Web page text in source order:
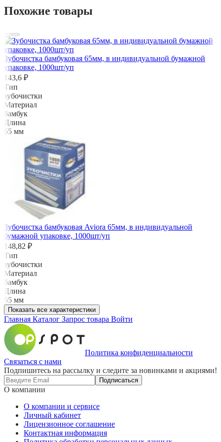
Похожие товары
Зубочистка бамбуковая 65мм, в индивидуальной бумажной
упаковке, 1000шт/уп
143,6 ₽
Тип
зубочистки
Материал
бамбук
Длина
65 мм
Зубочистка бамбуковая Aviora 65мм, в индивидуальной
бумажной упаковке, 1000шт/уп
148,82 ₽
Тип
зубочистки
Материал
бамбук
Длина
65 мм
Показать все характеристики
Главная Каталог Запрос товара Войти
Политика конфиденциальности
Связаться с нами
Подпишитесь на рассылку и следите за новинками и акциями!
Подписаться
О компании
О компании и сервисе
Личный кабинет
Лицензионное соглашение
Контактная информация